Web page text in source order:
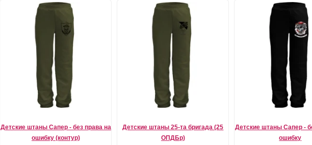
Детские штаны Сапер - без права на
ошибку (контур)
Детские штаны 25-та бригада (25
ОПДБр)
Детские штаны Сапер -
ошибку